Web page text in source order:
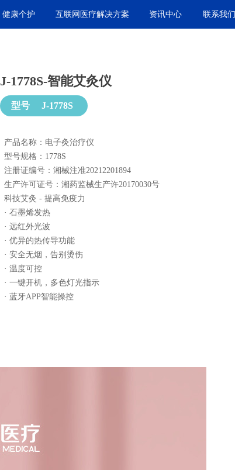
互联网医疗解决方案 资讯中心 联系我们
健康个护
J-1778S-智能艾灸仪
产品名称：电子灸治疗仪
型号规格：1778S
注册证编号：湘械注准20212201894
生产许可证号：湘药监械生产许20170030号
科技艾灸 - 提高免疫力
· 石墨烯发热
· 远红外光波
· 优异的热传导功能
· 安全无烟，告别烫伤
· 温度可控
· 一键开机，多色灯光指示
· 蓝牙APP智能操控
型号 J-1778S